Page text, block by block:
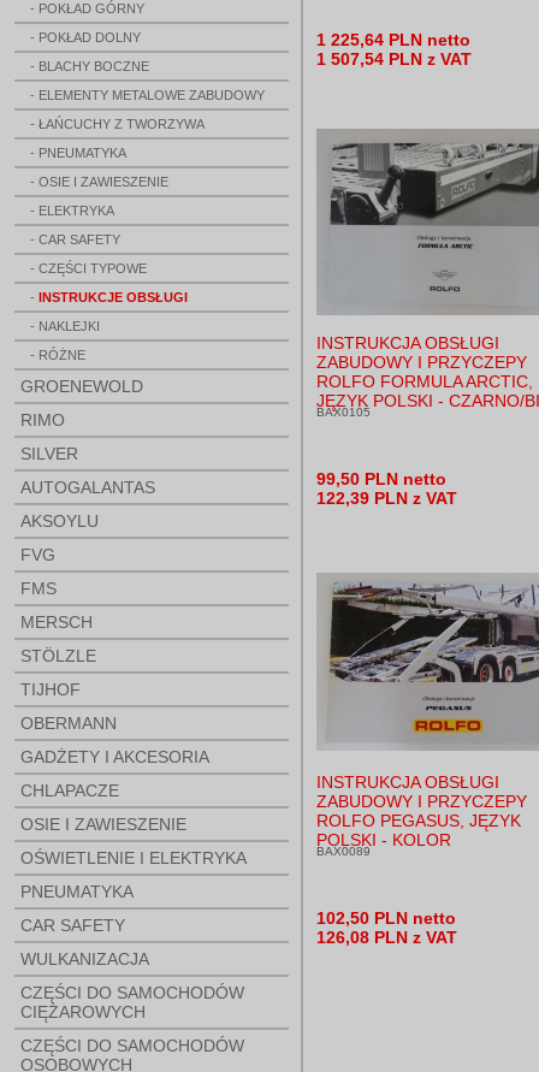
- POKŁAD GÓRNY
- POKŁAD DOLNY
- BLACHY BOCZNE
- ELEMENTY METALOWE ZABUDOWY
- ŁAŃCUCHY Z TWORZYWA
- PNEUMATYKA
- OSIE I ZAWIESZENIE
- ELEKTRYKA
- CAR SAFETY
- CZĘŚCI TYPOWE
- INSTRUKCJE OBSŁUGI
- NAKLEJKI
- RÓŻNE
GROENEWOLD
RIMO
SILVER
AUTOGALANTAS
AKSOYLU
FVG
FMS
MERSCH
STÖLZLE
TIJHOF
OBERMANN
GADŻETY I AKCESORIA
CHLAPACZE
OSIE I ZAWIESZENIE
OŚWIETLENIE I ELEKTRYKA
PNEUMATYKA
CAR SAFETY
WULKANIZACJA
CZĘŚCI DO SAMOCHODÓW
CIĘŻAROWYCH
CZĘŚCI DO SAMOCHODÓW
OSOBOWYCH
1 225,64 PLN netto
1 507,54 PLN z VAT
INSTRUKCJA OBSŁUGI
ZABUDOWY I PRZYCZEPY
ROLFO FORMULA ARCTIC,
JĘZYK POLSKI - CZARNO/
BAX0105
99,50 PLN netto
122,39 PLN z VAT
INSTRUKCJA OBSŁUGI
ZABUDOWY I PRZYCZEPY
ROLFO PEGASUS, JĘZYK
POLSKI - KOLOR
BAX0089
102,50 PLN netto
126,08 PLN z VAT